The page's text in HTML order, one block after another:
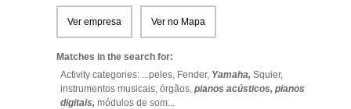
Ver empresa Ver no Mapa
Matches in the search for:
Activity categories: ...peles, Fender, Yamaha, Squier,
instrumentos musicais, órgãos, pianos acústicos, pianos
digitais, módulos de som...